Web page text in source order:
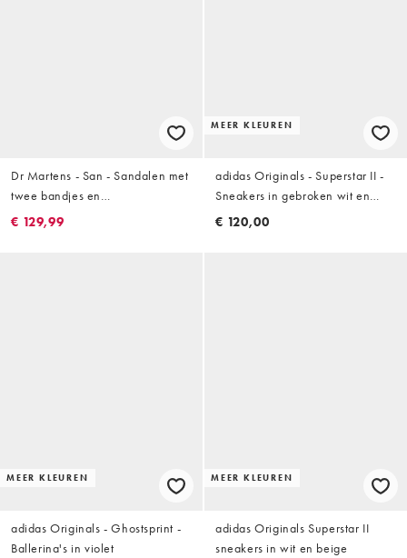
Dr Martens - San - Sandalen met
twee bandjes en
krokodillenmotief in donkerbruin
€ 129,99
MEER KLEUREN
adidas Originals - Superstar II -
Sneakers in gebroken wit en
metallic kastanjebruin
€ 120,00
MEER KLEUREN
adidas Originals - Ghostsprint -
Ballerina's in violet
MEER KLEUREN
adidas Originals Superstar II
sneakers in wit en beige